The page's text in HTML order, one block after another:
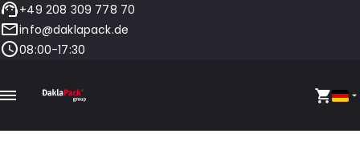
+49 208 309 778 70
info@daklapack.de
08:00-17:30